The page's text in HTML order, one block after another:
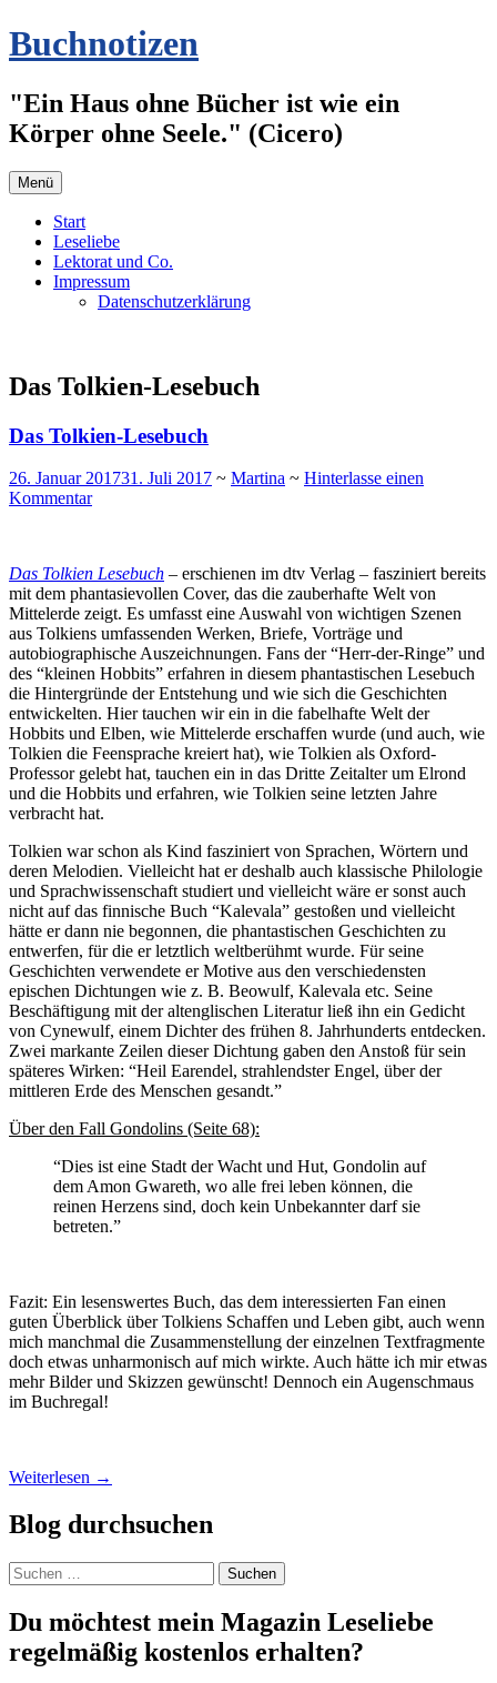
Zum
Inhalt
Buchnotizen
"Ein Haus ohne Bücher ist wie ein
Körper ohne Seele." (Cicero)
Menü
Start
Leseliebe
Lektorat und Co.
Impressum
Datenschutzerklärung
Das Tolkien-Lesebuch
Das Tolkien-Lesebuch
26. Januar 201731. Juli 2017 ~ Martina ~ Hinterlasse einen
Kommentar
Das Tolkien Lesebuch – erschienen im dtv Verlag – fasziniert bereits
mit dem phantasievollen Cover, das die zauberhafte Welt von
Mittelerde zeigt. Es umfasst eine Auswahl von wichtigen Szenen
aus Tolkiens umfassenden Werken, Briefe, Vorträge und
autobiographische Auszeichnungen. Fans der “Herr-der-Ringe” und
des “kleinen Hobbits” erfahren in diesem phantastischen Lesebuch
die Hintergründe der Entstehung und wie sich die Geschichten
entwickelten. Hier tauchen wir ein in die fabelhafte Welt der
Hobbits und Elben, wie Mittelerde erschaffen wurde (und auch, wie
Tolkien die Feensprache kreiert hat), wie Tolkien als Oxford-
Professor gelebt hat, tauchen ein in das Dritte Zeitalter um Elrond
und die Hobbits und erfahren, wie Tolkien seine letzten Jahre
verbracht hat.
Tolkien war schon als Kind fasziniert von Sprachen, Wörtern und
deren Melodien. Vielleicht hat er deshalb auch klassische Philologie
und Sprachwissenschaft studiert und vielleicht wäre er sonst auch
nicht auf das finnische Buch “Kalevala” gestoßen und vielleicht
hätte er dann nie begonnen, die phantastischen Geschichten zu
entwerfen, für die er letztlich weltberühmt wurde. Für seine
Geschichten verwendete er Motive aus den verschiedensten
epischen Dichtungen wie z. B. Beowulf, Kalevala etc. Seine
Beschäftigung mit der altenglischen Literatur ließ ihn ein Gedicht
von Cynewulf, einem Dichter des frühen 8. Jahrhunderts entdecken.
Zwei markante Zeilen dieser Dichtung gaben den Anstoß für sein
späteres Wirken: “Heil Earendel, strahlendster Engel, über der
mittleren Erde des Menschen gesandt.”
Über den Fall Gondolins (Seite 68):
“Dies ist eine Stadt der Wacht und Hut, Gondolin auf
dem Amon Gwareth, wo alle frei leben können, die
reinen Herzens sind, doch kein Unbekannter darf sie
betreten.”
Fazit: Ein lesenswertes Buch, das dem interessierten Fan einen
guten Überblick über Tolkiens Schaffen und Leben gibt, auch wenn
mich manchmal die Zusammenstellung der einzelnen Textfragmente
doch etwas unharmonisch auf mich wirkte. Auch hätte ich mir etwas
mehr Bilder und Skizzen gewünscht! Dennoch ein Augenschmaus
im Buchregal!
Weiterlesen →
Blog durchsuchen
Suchen
nach:
Du möchtest mein Magazin Leseliebe
regelmäßig kostenlos erhalten?